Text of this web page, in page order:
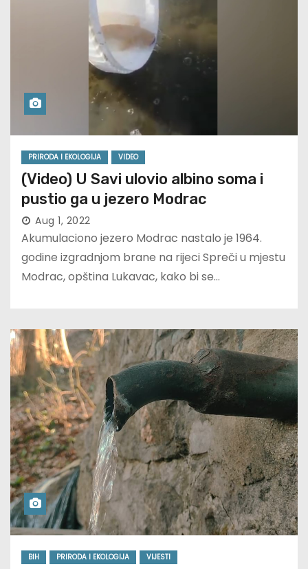
PRIRODA I EKOLOGIJA VIDEO
(Video) U Savi ulovio albino soma i
pustio ga u jezero Modrac
Aug 1, 2022
Akumulaciono jezero Modrac nastalo je 1964.
godine izgradnjom brane na rijeci Spreči u mjestu
Modrac, opština Lukavac, kako bi se…
BIH PRIRODA I EKOLOGIJA VIJESTI